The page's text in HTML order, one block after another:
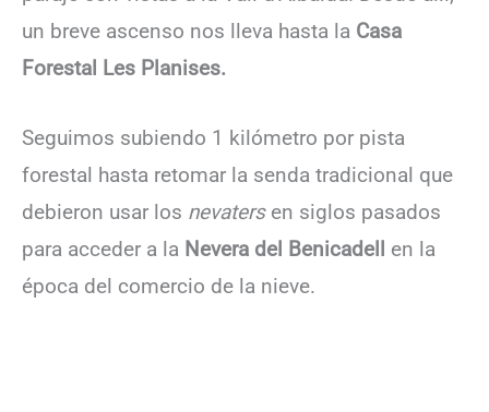
un breve ascenso nos lleva hasta la Casa
Forestal Les Planises.
Seguimos subiendo 1 kilómetro por pista
forestal hasta retomar la senda tradicional que
debieron usar los nevaters en siglos pasados
para acceder a la Nevera del Benicadell en la
época del comercio de la nieve.